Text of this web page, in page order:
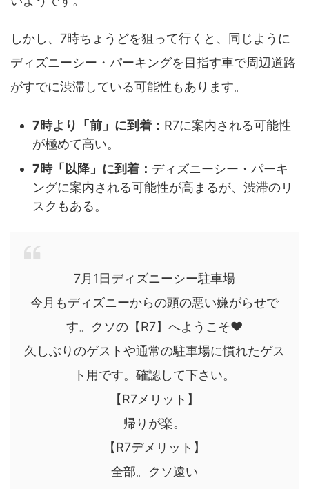
しかし、7時ちょうどを狙って行くと、同じように
ディズニーシー・パーキングを目指す車で周辺道路
がすでに渋滞している可能性もあります。
7時より「前」に到着： R7に案内される可能性
が極めて高い。
7時「以降」に到着： ディズニーシー・パーキ
ングに案内される可能性が高まるが、渋滞のリ
スクもある。
7月1日ディズニーシー駐車場
今月もディズニーからの頭の悪い嫌がらせで
す。クソの【R7】へようこそ♥
久しぶりのゲストや通常の駐車場に慣れたゲス
ト用です。確認して下さい。
【R7メリット】
帰りが楽。
【R7デメリット】
全部。クソ遠い